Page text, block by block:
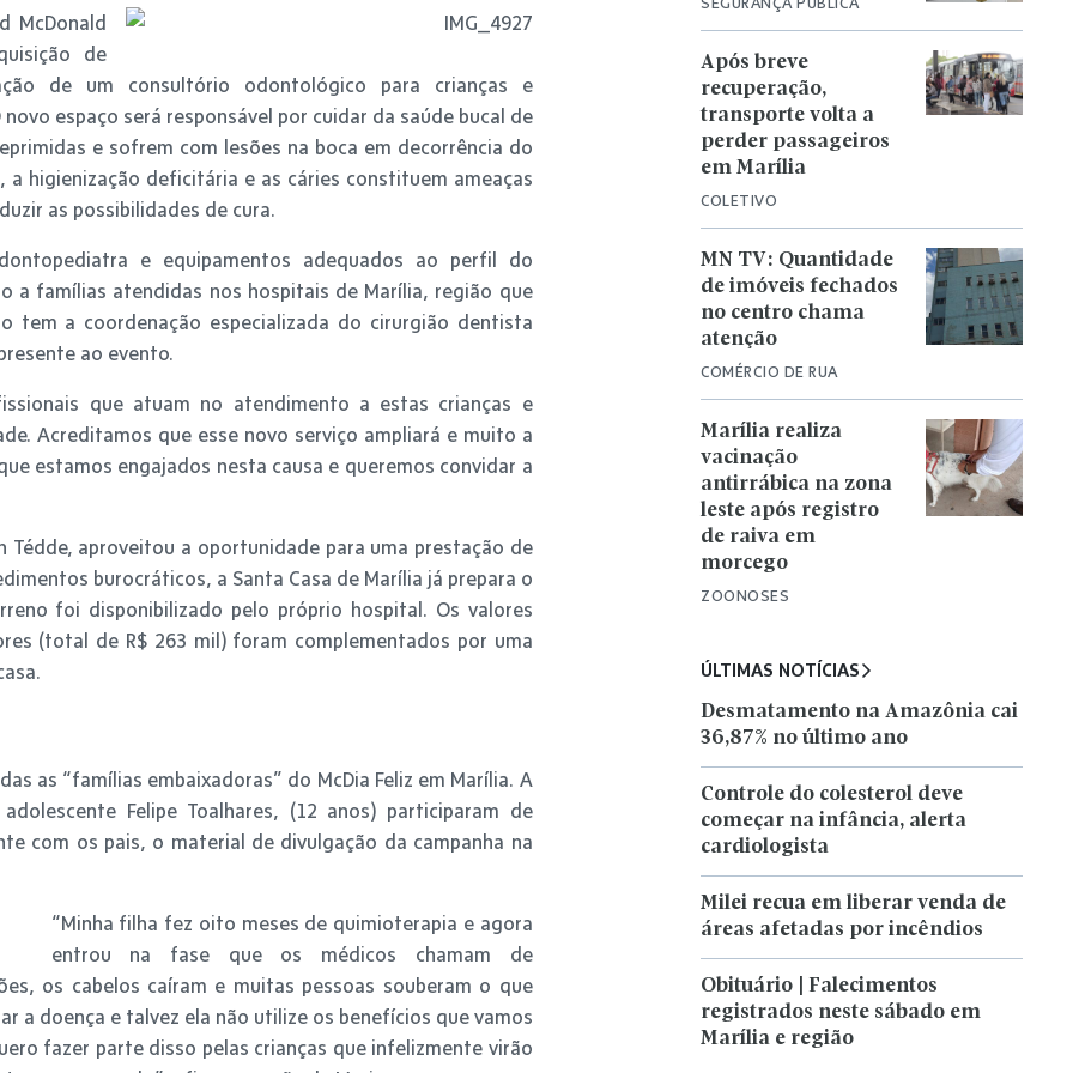
McDonald
de
de um consultório odontológico para crianças e
espaço será responsável por cuidar da saúde bucal de
e sofrem com lesões na boca em decorrência do
higienização deficitária e as cáries constituem ameaças
as possibilidades de cura.
e equipamentos adequados ao perfil do
a famílias atendidas nos hospitais de Marília, região que
tem a coordenação especializada do cirurgião dentista
ao evento.
que atuam no atendimento a estas crianças e
Acreditamos que esse novo serviço ampliará e muito a
estamos engajados nesta causa e queremos convidar a
aproveitou a oportunidade para uma prestação de
burocráticos, a Santa Casa de Marília já prepara o
foi disponibilizado pelo próprio hospital. Os valores
(total de R$ 263 mil) foram complementados por uma
as “famílias embaixadoras” do McDia Feliz em Marília. A
Felipe Toalhares, (12 anos) participaram de
com os pais, o material de divulgação da campanha na
“Minha filha fez oito meses de quimioterapia e agora
entrou na fase que os médicos chamam de
os cabelos caíram e muitas pessoas souberam o que
a doença e talvez ela não utilize os benefícios que vamos
fazer parte disso pelas crianças que infelizmente virão
COLETIVO
Após breve
recuperação,
transporte volta a
perder passageiros
em Marília
COMÉRCIO DE RUA
MN TV: Quantidade
de imóveis fechados
no centro chama
atenção
ZOONOSES
Marília realiza
vacinação
antirrábica na zona
leste após registro
de raiva em
morcego
ÚLTIMAS NOTÍCIAS
Desmatamento na Amazônia cai
36,87% no último ano
Controle do colesterol deve
começar na infância, alerta
cardiologista
Milei recua em liberar venda de
áreas afetadas por incêndios
Obituário | Falecimentos
registrados neste sábado em
Marília e região